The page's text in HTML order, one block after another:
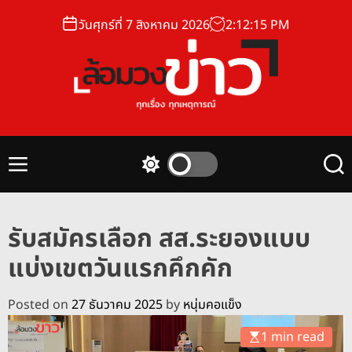
วันศุกร์ที่ 7 สิงหาคม 2026 2:12:16 PM
อ
า
ว
M
c
h
c
o
l
o
S
รับสมัครเลือก สส.ระยองแบบ
แบ่งเขตวันแรกคึกคัก
Posted on 27 ธันวาคม 2025 by หนุ่มคอแข็ง
1 min read